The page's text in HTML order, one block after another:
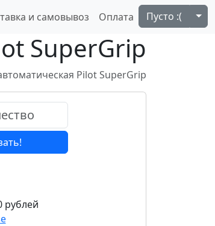
и самовывоз Оплата Пусто :(
SuperGrip
Pilot SuperGrip
рублей